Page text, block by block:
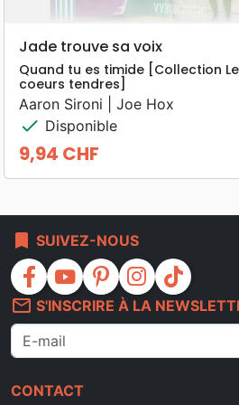
Jade trouve sa voix
Quand tu es timide [Collection
coeurs tendres]
Aaron Sironi | Joe Hox
check Disponible
Prix
9,94 CHF
bookmark SUIVEZ-NOUS
facebook youtube pinterest instagram
tiktok
mail_outline S'INSCRIRE À LA
CONTACT